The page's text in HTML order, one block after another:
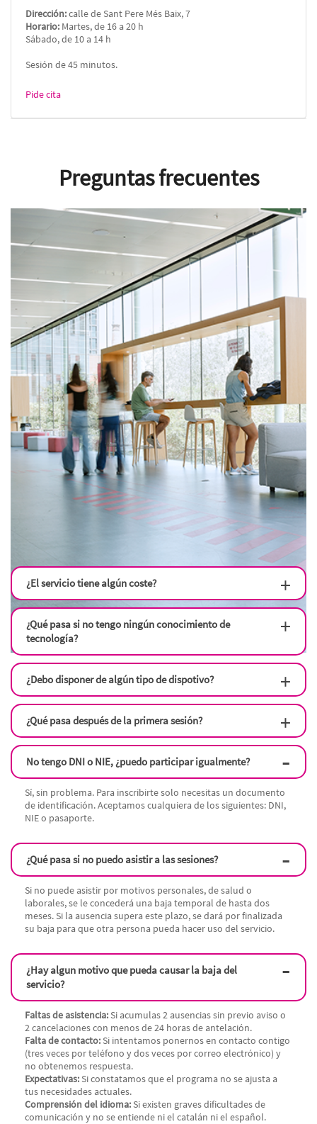
Dirección:calle de Sant Pere Més Baix, 7
Horario: Martes, de 16 a 20 h
Sábado, de 10 a 14 h
Sesión de 45 minutos.
Pide cita
Preguntas frecuentes
¿El servicio tiene algún coste?
¿Qué pasa si no tengo ningún conocimiento de
tecnología?
¿Debo disponer de algún tipo de dispotivo?
¿Qué pasa después de la primera sesión?
No tengo DNI o NIE, ¿puedo participar igualmente?
Sí, sin problema. Para inscribirte solo necesitas un documento
de identificación. Aceptamos cualquiera de los siguientes: DNI,
NIE o pasaporte.
¿Qué pasa si no puedo asistir a las sesiones?
Si no puede asistir por motivos personales, de salud o
laborales, se le concederá una baja temporal de hasta dos
meses. Si la ausencia supera este plazo, se dará por finalizada
su baja para que otra persona pueda hacer uso del servicio.
¿Hay algun motivo que pueda causar la baja del
servicio?
Faltas de asistencia:Si acumulas 2 ausencias sin previo aviso o
2 cancelaciones con menos de 24 horas de antelación.
Falta de contacto:Si intentamos ponernos en contacto contigo
(tres veces por teléfono y dos veces por correo electrónico) y
no obtenemos respuesta.
Expectativas:Si constatamos que el programa no se ajusta a
tus necesidades actuales.
Comprensión del idioma:Si existen graves dificultades de
comunicación y no se entiende ni el catalán ni el español.